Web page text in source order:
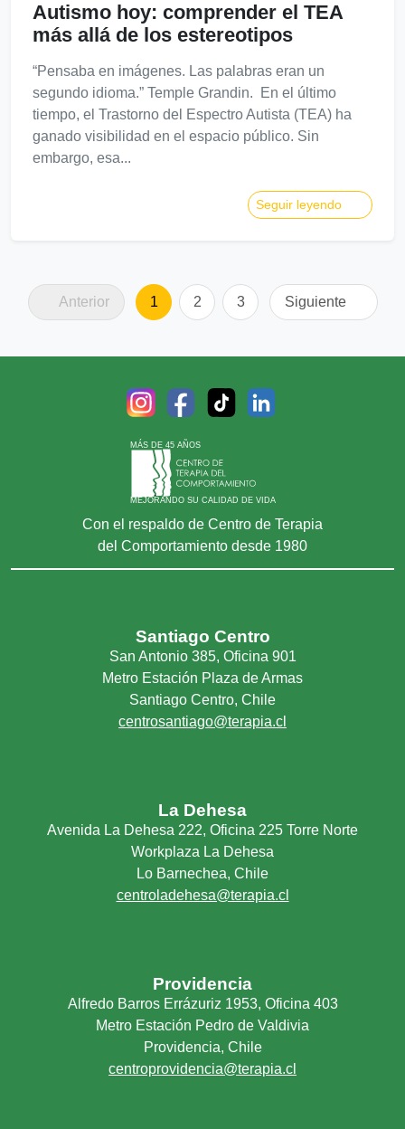
Autismo hoy: comprender el TEA
más allá de los estereotipos
“Pensaba en imágenes. Las palabras eran un
segundo idioma.” Temple Grandin. En el último
tiempo, el Trastorno del Espectro Autista (TEA) ha
ganado visibilidad en el espacio público. Sin
embargo, esa...
Seguir leyendo
Anterior 1 2 3 Siguiente
MÁS DE 45 AÑOS
MEJORANDO SU CALIDAD DE VIDA
Con el respaldo de Centro de Terapia
del Comportamiento desde 1980
Santiago Centro
San Antonio 385, Oficina 901
Metro Estación Plaza de Armas
Santiago Centro, Chile
centrosantiago@terapia.cl
La Dehesa
Avenida La Dehesa 222, Oficina 225 Torre Norte
Workplaza La Dehesa
Lo Barnechea, Chile
centroladehesa@terapia.cl
Providencia
Alfredo Barros Errázuriz 1953, Oficina 403
Metro Estación Pedro de Valdivia
Providencia, Chile
centroprovidencia@terapia.cl